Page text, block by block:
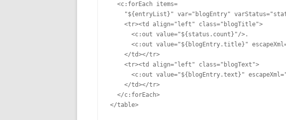
<c:forEach items=
"${entryList}" var="blogEntry"
<tr><td align="left" class="blogTitle">
<c:out value="${status.count}"/>.
<c:out value="${blogEntry.title}"
</td></tr>
<tr><td align="left" class="blogText">
<c:out value="${blogEntry.text}"
</td></tr>
</c:forEach>
</table>